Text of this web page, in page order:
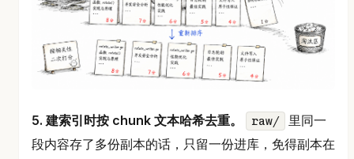
5. 建索引时按 chunk 文本哈希去重。 raw/
里同一
段内容存了多份副本的话，只留一份进库，免得副本在